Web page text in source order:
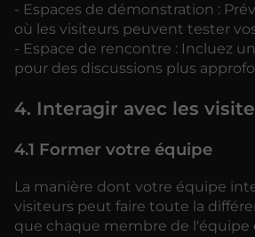
- Espaces de démonstration :
où les visiteurs peuvent tester
- Espace de rencontre : Incluez
pour des discussions plus
4. Interagir avec les
4.1 Former votre équipe
La manière dont votre équipe
visiteurs peut faire toute la
que chaque membre de l'équipe